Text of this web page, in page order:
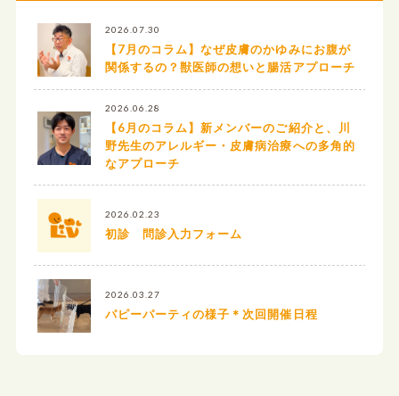
2026.07.30
【7月のコラム】なぜ皮膚のかゆみにお腹が
関係するの？獣医師の想いと腸活アプローチ
2026.06.28
【6月のコラム】新メンバーのご紹介と、川
野先生のアレルギー・皮膚病治療への多角的
なアプローチ
2026.02.23
初診 問診入力フォーム
2026.03.27
パピーパーティの様子＊次回開催日程